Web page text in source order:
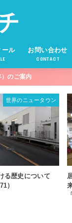
ール お問い合わせ
CONTACT
のご案内
居場所
ついてのメモ：「本
ね」という言葉と、